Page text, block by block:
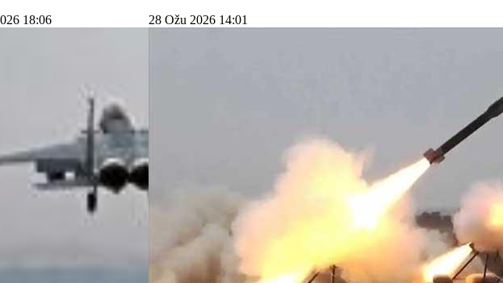
18:06 28 Ožu 2026 14:01